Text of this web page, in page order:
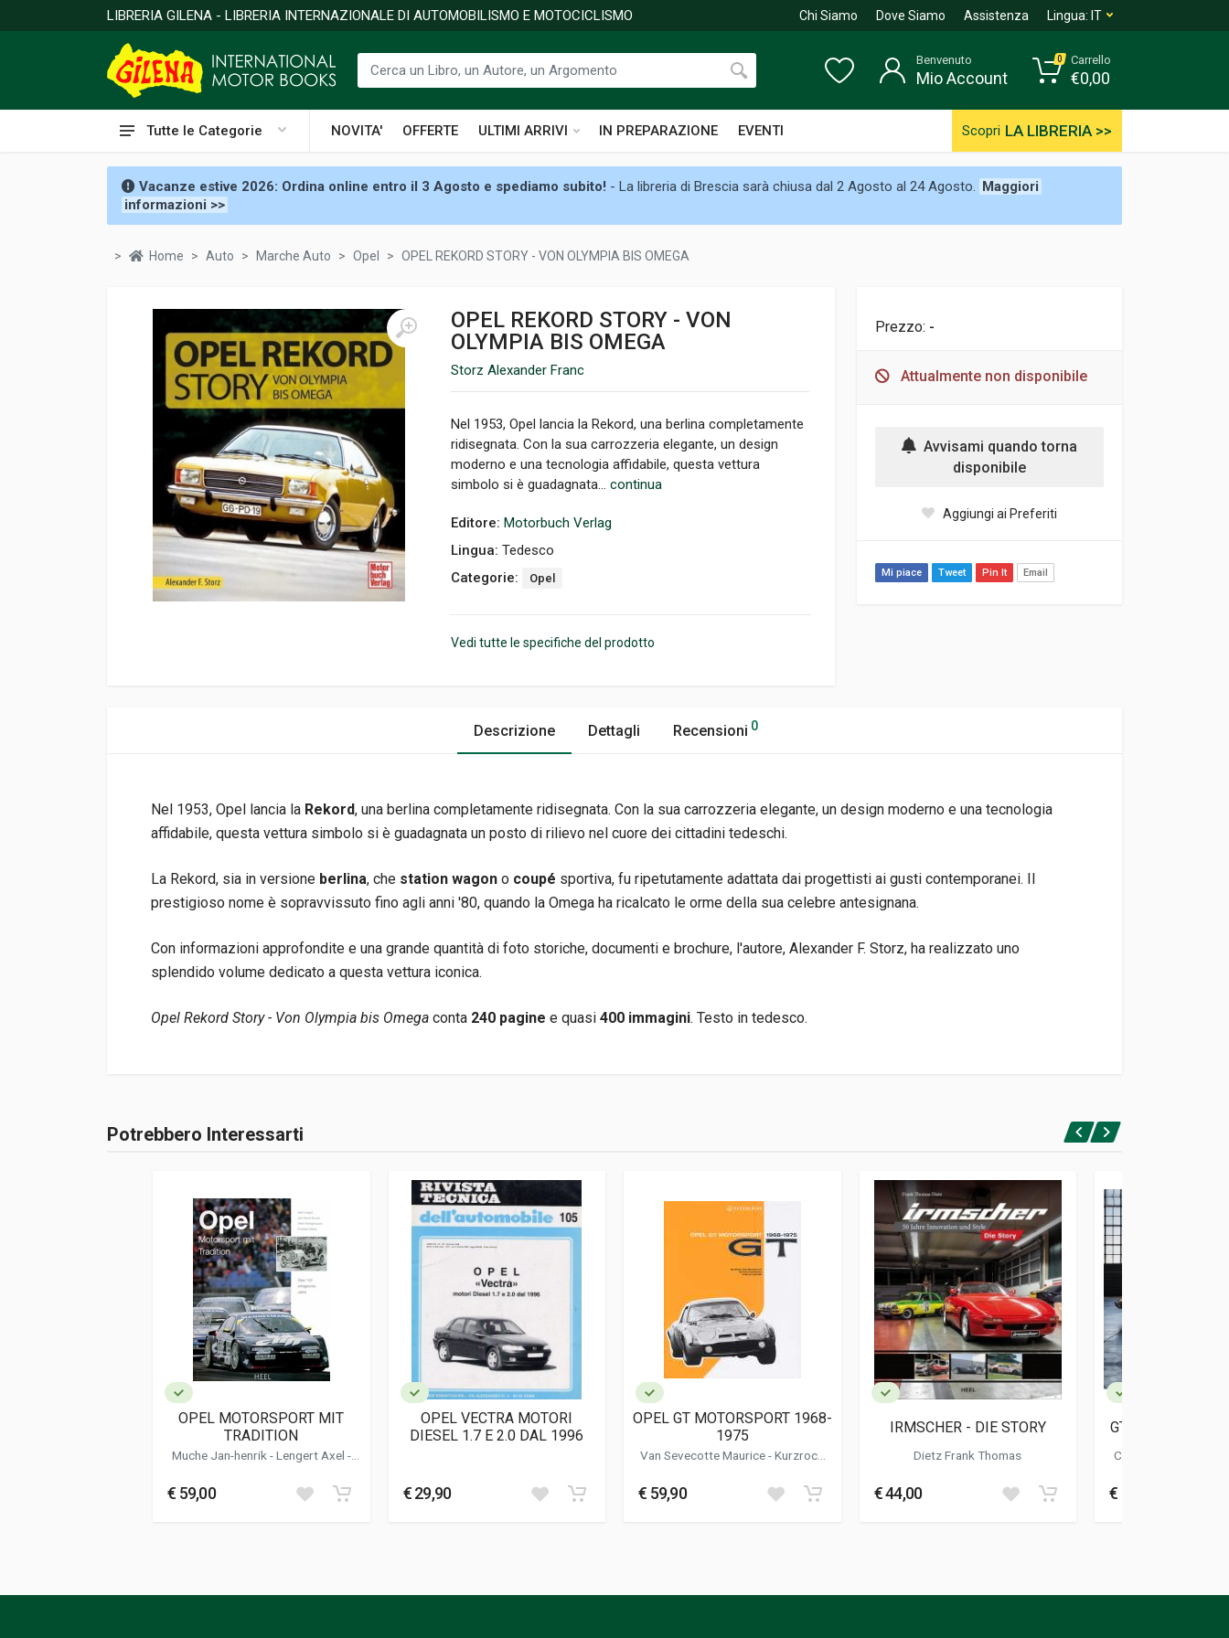
LIBRERIA GILENA - LIBRERIA INTERNAZIONALE DI AUTOMOBILISMO E MOTOCICLISMO Chi Siamo Dove Siamo Assistenza Lingua: IT
Tutte le Categorie NOVITA' OFFERTE ULTIMI ARRIVI IN PREPARAZIONE EVENTI Scopri LA LIBRERIA >>
Benvenuto
Mio Account
0 Carrello
€0,00
Vacanze estive 2026: Ordina online entro il 3 Agosto e spediamo subito! - La libreria di Brescia sarà chiusa dal 2 Agosto al 24 Agosto. Maggiori
informazioni >>
Home Auto Marche Auto Opel OPEL REKORD STORY - VON OLYMPIA BIS OMEGA
OPEL REKORD STORY - VON
OLYMPIA BIS OMEGA
Storz Alexander Franc
Nel 1953, Opel lancia la Rekord, una berlina completamente
ridisegnata. Con la sua carrozzeria elegante, un design
moderno e una tecnologia affidabile, questa vettura
simbolo si è guadagnata... continua
Editore: Motorbuch Verlag
Lingua: Tedesco
Categorie:
Opel
Vedi tutte le specifiche del prodotto
Prezzo: -
Attualmente non disponibile
Avvisami quando torna
disponibile
Aggiungi ai Preferiti
Mi piace Tweet Pin It Email
Descrizione Dettagli Recensioni 0
Nel 1953, Opel lancia la Rekord, una berlina completamente ridisegnata. Con la sua carrozzeria elegante, un design moderno e una tecnologia
affidabile, questa vettura simbolo si è guadagnata un posto di rilievo nel cuore dei cittadini tedeschi.
La Rekord, sia in versione berlina, che station wagon o coupé sportiva, fu ripetutamente adattata dai progettisti ai gusti contemporanei. Il
prestigioso nome è sopravvissuto fino agli anni '80, quando la Omega ha ricalcato le orme della sua celebre antesignana.
Con informazioni approfondite e una grande quantità di foto storiche, documenti e brochure, l'autore, Alexander F. Storz, ha realizzato uno
splendido volume dedicato a questa vettura iconica.
Opel Rekord Story - Von Olympia bis Omega conta 240 pagine e quasi 400 immagini. Testo in tedesco.
9783613045873
Motorbuch Verlag
Lingua del testo Tedesco
Data di stampa
Informazioni aggiuntive
Genere o Collana Storico - Descrittivo; Fotografie
Accedi o registrati
Potrebbero Interessarti
OPEL MOTORSPORT MIT
TRADITION
Muche Jan-henrik -Lengert Axel -
€ 59,00
OPEL VECTRA MOTORI
DIESEL 1.7 E 2.0 DAL 1996
€ 29,90
OPEL GT MOTORSPORT 1968-
1975
Van Sevecotte Maurice - Kurzrock
€ 59,90
IRMSCHER - DIE STORY
Dietz Frank Thomas
€ 44,00
GT LOVE 50
Cooper Jens
€ 55,00